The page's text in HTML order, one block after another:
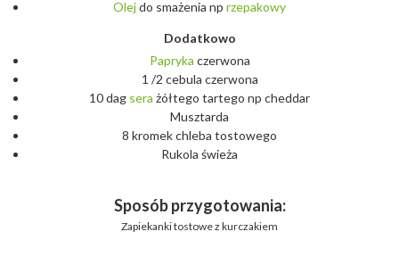
Olejdo smażenia np rzepakowy
Dodatkowo
Papryka czerwona
1 /2 cebula czerwona
10 dag sera żółtego tartego np cheddar
Musztarda
8 kromek chleba tostowego
Rukola świeża
Sposób przygotowania:
Zapiekanki tostowe z kurczakiem